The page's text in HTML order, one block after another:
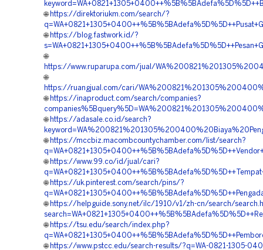
🌐 https://direktoriukm.com/search/?
🌐 https://blog.fastwork.id/?
🌐
https://www.ruparupa.com/jual/
🌐
https://ruangjual.com/cari/
🌐 https://inaproduct.com/search/companies?
🌐 https://adasale.co.id/search?
🌐 https://mccbiz.macombcountychamber.com/list/search?
🌐 https://www.99.co/id/jual/cari?
🌐 https://uk.pinterest.com/search/pins/?
🌐 https://helpguide.sony.net/ilc/1910/v1/zh-cn/search/
🌐 https://tsu.edu/search/index.php?
🌐 https://www.pstcc.edu/search-results/?q=WA-0821-1305-